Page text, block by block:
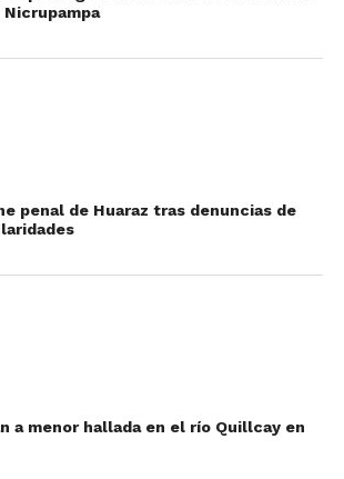
penal de Huaraz tras denuncias de
a menor hallada en el río Quillcay en